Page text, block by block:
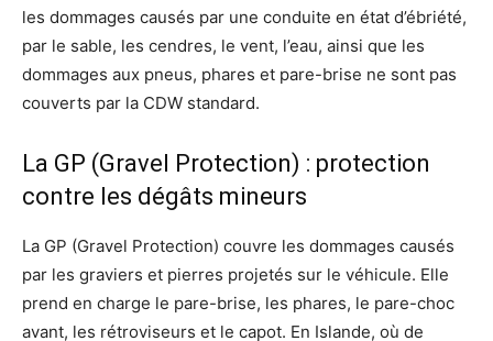
les dommages causés par une conduite en état d’ébriété,
par le sable, les cendres, le vent, l’eau, ainsi que les
dommages aux pneus, phares et pare-brise ne sont pas
couverts par la CDW standard.
La GP (Gravel Protection) : protection
contre les dégâts mineurs
La GP (Gravel Protection) couvre les dommages causés
par les graviers et pierres projetés sur le véhicule. Elle
prend en charge le pare-brise, les phares, le pare-choc
avant, les rétroviseurs et le capot. En Islande, où de